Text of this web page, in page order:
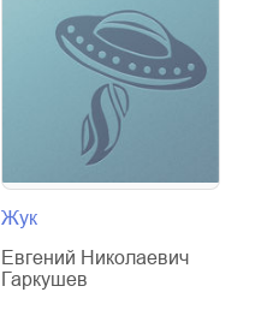
Жук
Евгений Николаевич
Гаркушев